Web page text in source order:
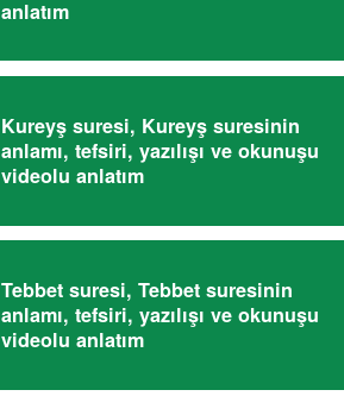
anlatım
Kureyş suresi, Kureyş suresinin
anlamı, tefsiri, yazılışı ve okunuşu
videolu anlatım
Tebbet suresi, Tebbet suresinin
anlamı, tefsiri, yazılışı ve okunuşu
videolu anlatım